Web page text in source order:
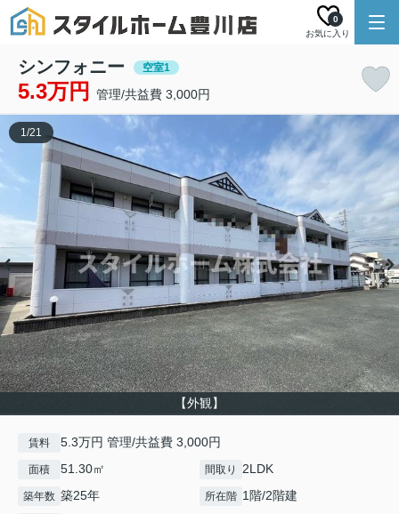
お気に入り
0
シンフォニー 空室1
5.3万円 管理/共益費 3,000円
【外観】
1/21
賃料 5.3万円 管理/共益費 3,000円
面積 51.30㎡ 間取り 2LDK
築年数 築25年 所在階 1階/2階建